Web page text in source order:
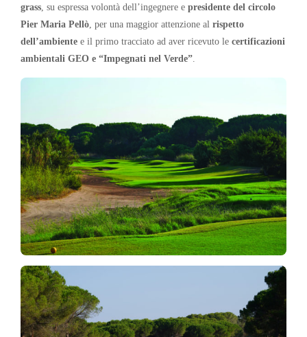
grass , su espressa volontà dell’ingegnere e presidente del circolo
Pier Maria Pellò , per una maggior attenzione al rispetto
dell’ambiente e il primo tracciato ad aver ricevuto le certificazioni
ambientali GEO e “Impegnati nel Verde”